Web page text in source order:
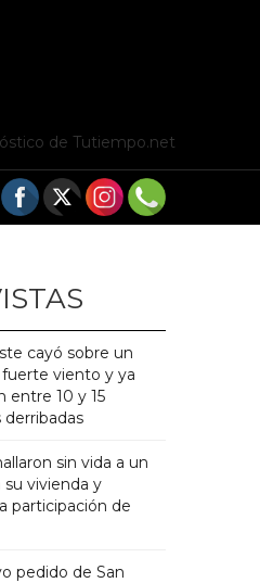
de Tutiempo.net
cayó sobre un
viento y ya
entre 10 y 15
sin vida a un
vivienda y
participación de
pedido de San